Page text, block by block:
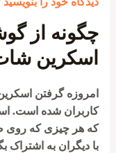
چگونه از
اسکرین
امروزه گرفتن
کاربران شده است.
که هر چیزی که روی
با دیگران به اشتراک